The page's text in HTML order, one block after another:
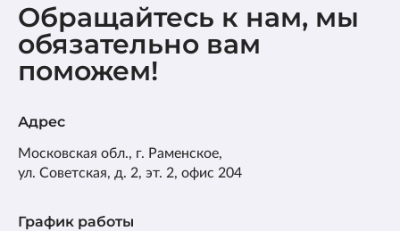
Обращайтесь к нам, мы
обязательно вам
поможем!
Адрес
Московская обл., г. Раменское,
ул. Советская, д. 2, эт. 2, офис 204
График работы